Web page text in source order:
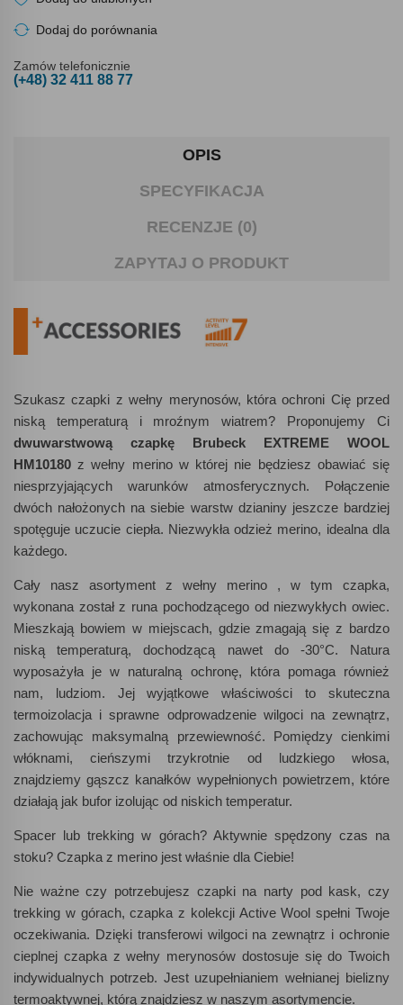
Dodaj do porównania
Zamów telefonicznie
(+48) 32 411 88 77
OPIS
SPECYFIKACJA
RECENZJE (0)
ZAPYTAJ O PRODUKT
Szukasz czapki z wełny merynosów, która ochroni Cię przed
niską temperaturą i mroźnym wiatrem? Proponujemy Ci
dwuwarstwową czapkę Brubeck EXTREME WOOL
HM10180 z wełny merino w której nie będziesz obawiać się
niesprzyjających warunków atmosferycznych. Połączenie
dwóch nałożonych na siebie warstw dzianiny jeszcze bardziej
spotęguje uczucie ciepła. Niezwykła odzież merino, idealna dla
każdego.
Cały nasz asortyment z wełny merino , w tym czapka,
wykonana został z runa pochodzącego od niezwykłych owiec.
Mieszkają bowiem w miejscach, gdzie zmagają się z bardzo
niską temperaturą, dochodzącą nawet do -30°C. Natura
wyposażyła je w naturalną ochronę, która pomaga również
nam, ludziom. Jej wyjątkowe właściwości to skuteczna
termoizolacja i sprawne odprowadzenie wilgoci na zewnątrz,
zachowując maksymalną przewiewność. Pomiędzy cienkimi
włóknami, cieńszymi trzykrotnie od ludzkiego włosa,
znajdziemy gąszcz kanałków wypełnionych powietrzem, które
działają jak bufor izolując od niskich temperatur.
Spacer lub trekking w górach? Aktywnie spędzony czas na
stoku? Czapka z merino jest właśnie dla Ciebie!
Nie ważne czy potrzebujesz czapki na narty pod kask, czy
trekking w górach, czapka z kolekcji Active Wool spełni Twoje
oczekiwania. Dzięki transferowi wilgoci na zewnątrz i ochronie
cieplnej czapka z wełny merynosów dostosuje się do Twoich
indywidualnych potrzeb. Jest uzupełnianiem wełnianej bielizny
termoaktywnej, którą znajdziesz w naszym asortymencie.